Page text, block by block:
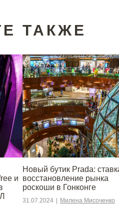
ТАКЖЕ
и
Новый бутик Prada:
восстановление рынка
роскоши в Гонконге
31.07.2024 | Милена Мисоченко